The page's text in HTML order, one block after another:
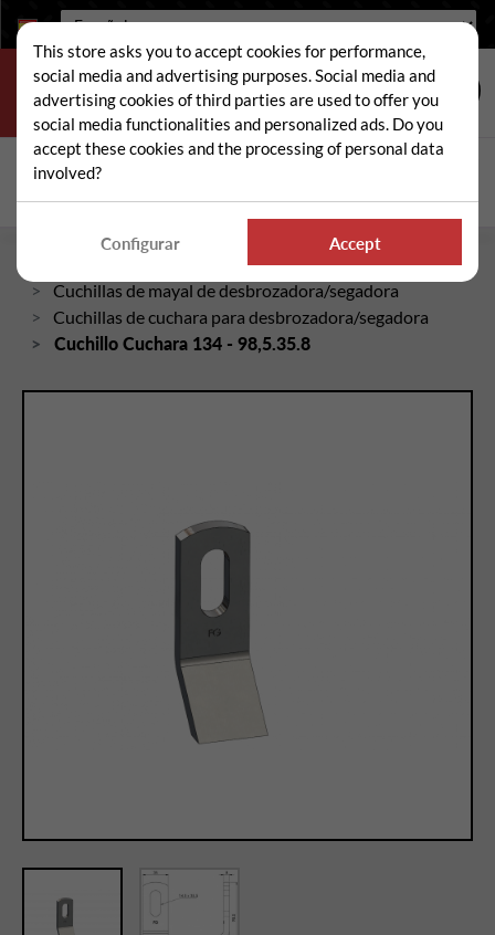
Idioma:
Buscar
Piezas sueltas de desbrozadora/segadora
Cuchillas de mayal de desbrozadora/segadora
Cuchillas de cuchara para desbrozadora/segadora
Cuchillo Cuchara 134 - 98,5.35.8
This store asks you to accept cookies for performance,
social media and advertising purposes. Social media and
advertising cookies of third parties are used to offer you
social media functionalities and personalized ads. Do you
accept these cookies and the processing of personal data
involved?
Configurar Accept